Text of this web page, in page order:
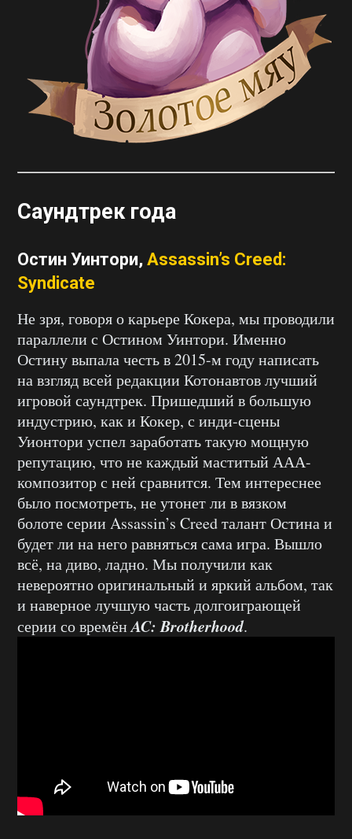
Саундтрек года
Остин Уинтори, Assassin’s Creed:
Syndicate
Не зря, говоря о карьере Кокера, мы проводили
параллели с Остином Уинтори. Именно
Остину выпала честь в 2015-м году написать
на взгляд всей редакции Котонавтов лучший
игровой саундтрек. Пришедший в большую
индустрию, как и Кокер, с инди-сцены
Уионтори успел заработать такую мощную
репутацию, что не каждый маститый ААА-
композитор с ней сравнится. Тем интереснее
было посмотреть, не утонет ли в вязком
болоте серии Assassin’s Creed талант Остина и
будет ли на него равняться сама игра. Вышло
всё, на диво, ладно. Мы получили как
невероятно оригинальный и яркий альбом, так
и наверное лучшую часть долгоиграющей
серии со времёнAC: Brotherhood.